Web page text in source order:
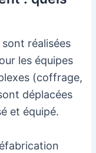
réalisées
les équipes
(coffrage,
déplacées
et équipé.